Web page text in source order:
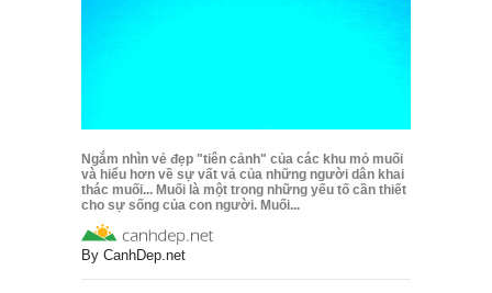
Ngắm nhìn vẻ đẹp "tiên cảnh" của các khu mỏ muối
và hiểu hơn về sự vất vả của những người dân khai
thác muối... Muối là một trong những yếu tố cần thiết
cho sự sống của con người. Muối...
By CanhDep.net